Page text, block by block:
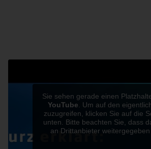
Sie sehen gerade einen
YouTube. Um auf den
zuzugreifen, klicken Sie auf die
unten. Bitte beachten Sie, dass
an Drittanbieter
Für das Sango-Korallenpulver
Korallenbruchstücke gesammelt,
der Zeit auf natürliche Weise von
gelöst haben. Die
Meeresboden rund um Okinawa und